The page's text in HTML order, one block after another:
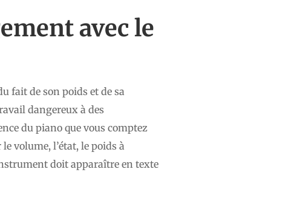
avec le
fait de son poids et de sa
dangereux à des
du piano que vous comptez
volume, l’état, le poids à
doit apparaître en texte